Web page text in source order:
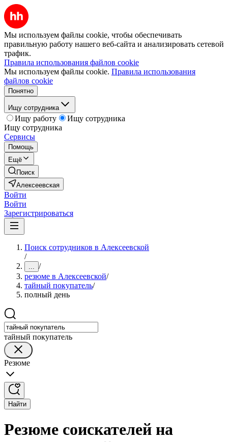
Мы используем файлы cookie, чтобы обеспечивать
правильную работу нашего веб-сайта и анализировать сетевой
трафик.
Правила использования файлов cookie
Мы используем файлы cookie. Правила использования
файлов cookie
Понятно
Ищу сотрудника
Ищу работу
Ищу сотрудника
Ищу сотрудника
Сервисы
Помощь
Ещё
Поиск
Алексеевская
Войти
Войти
Зарегистрироваться
Поиск сотрудников в Алексеевской
/
... /
резюме в Алексеевской/
тайный покупатель/
полный день
тайный покупатель
Резюме
Найти
Резюме соискателей на